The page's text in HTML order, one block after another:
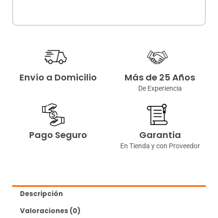
Envío a Domicilio Más de 25 Años
De Experiencia
Pago Seguro Garantia
En Tienda y con Proveedor
Descripción
Valoraciones (0)